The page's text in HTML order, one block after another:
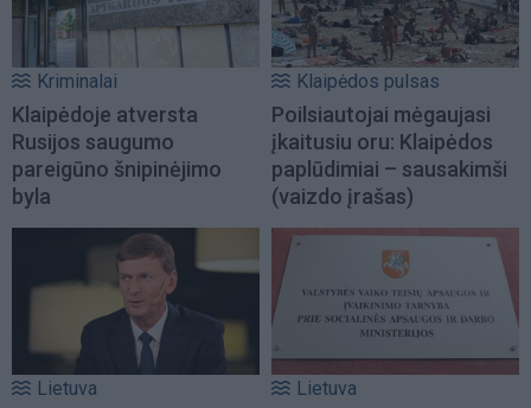
Kriminalai
Klaipėdoje atversta
Rusijos saugumo
pareigūno šnipinėjimo
byla
Klaipėdos pulsas
Poilsiautojai mėgaujasi
įkaitusiu oru: Klaipėdos
paplūdimiai – sausakimši
(vaizdo įrašas)
Lietuva Lietuva